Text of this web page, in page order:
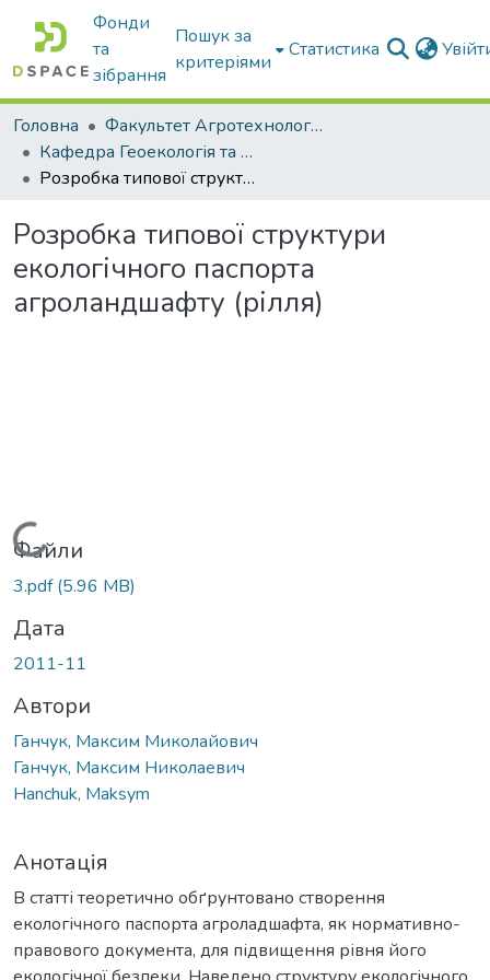
Фонди
та
зібрання
Пошук за
критеріями
Статистика
Головна
Факультет Агротехнологій та екології
Кафедра Геоекологія та землеустрій
Розробка типової структури екологічного паспорта агроландшафту (рілля)
Розробка типової структури
екологічного паспорта
агроландшафту (рілля)
Вантажиться...
Файли
3.pdf(5.96 MB)
Дата
2011-11
Автори
Ганчук, Максим Миколайович
Ганчук, Максим Николаевич
Hanchuk, Maksym
Анотація
В статті теоретично обґрунтовано створення
екологічного паспорта агроладшафта, як нормативно-
правового документа, для підвищення рівня його